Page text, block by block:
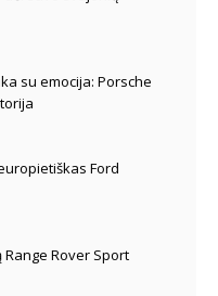
su emocija: Porsche
Ford
Rover Sport